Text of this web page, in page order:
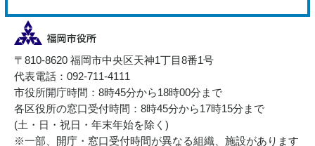
〒810-8620 福岡市中央区天神1丁目8番1号
代表電話：092-711-4111
市役所開庁時間：8時45分から18時00分まで
各区役所の窓口受付時間：8時45分から17時15分まで
(土・日・祝日・年末年始を除く)
※一部、開庁・窓口受付時間が異なる組織、施設があります